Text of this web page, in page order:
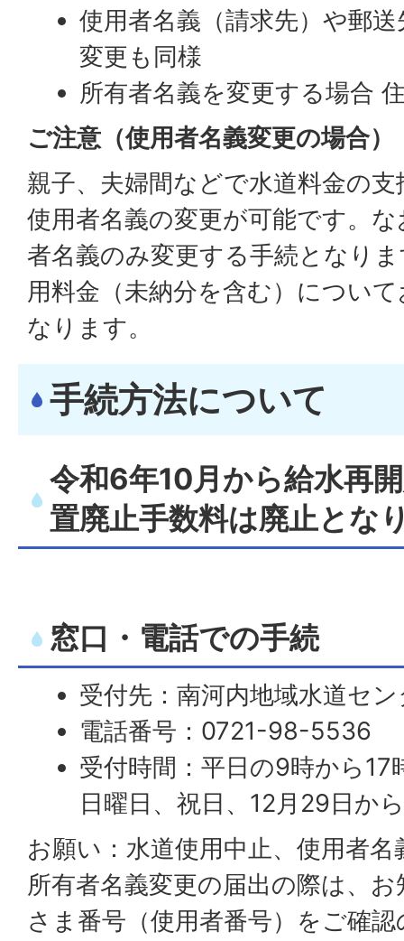
使用者名義（請求先）や郵
変更も同様
所有者名義を変更する場合
ご注意（使用者名義変更の場合）
親子、夫婦間などで水道料金の
使用者名義の変更が可能です。
者名義のみ変更する手続となり
用料金（未納分を含む）につい
なります。
手続方法について
令和6年10月から給水再
置廃止手数料は廃止とな
窓口・電話での手続
受付先：南河内地域水道セ
電話番号：0721-98-5536
受付時間：平日の9時から
日曜日、祝日、12月29日か
お願い：水道使用中止、使用者
所有者名義変更の届出の際は、
さま番号（使用者番号）をご確